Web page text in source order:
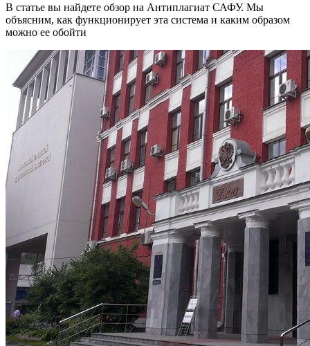
В статье вы найдете обзор на Антиплагиат САФУ. Мы
объясним, как функционирует эта система и каким образом
можно ее обойти